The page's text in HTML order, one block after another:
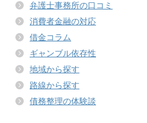
弁護士事務所の口コミ
消費者金融の対応
借金コラム
ギャンブル依存性
地域から探す
路線から探す
債務整理の体験談